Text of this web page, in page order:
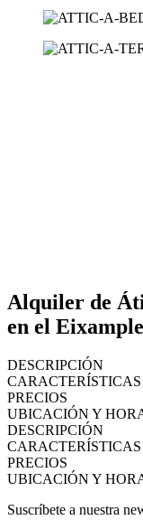
Alquiler de
en el Eixample
DESCRIPCIÓN
CARACTERÍSTICAS
PRECIOS
UBICACIÓN Y
DESCRIPCIÓN
CARACTERÍSTICAS
PRECIOS
UBICACIÓN Y
Suscríbete a nuestra